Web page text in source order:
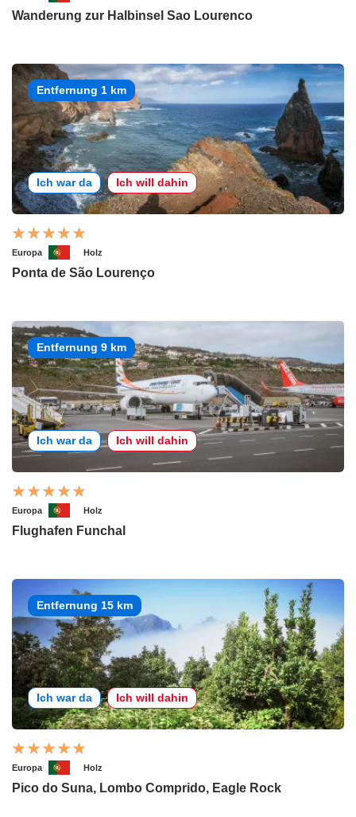
Wanderung zur Halbinsel Sao Lourenco
Entfernung 1 km
Ich war da Ich will dahin
Europa Holz
Ponta de São Lourenço
Entfernung 9 km
Ich war da Ich will dahin
Europa Holz
Flughafen Funchal
Entfernung 15 km
Ich war da Ich will dahin
Europa Holz
Pico do Suna, Lombo Comprido, Eagle Rock